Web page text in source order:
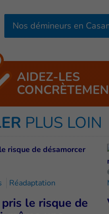
Nos démineurs en
AIDEZ-LES
PLUS LOIN
Réadaptation
le risque de